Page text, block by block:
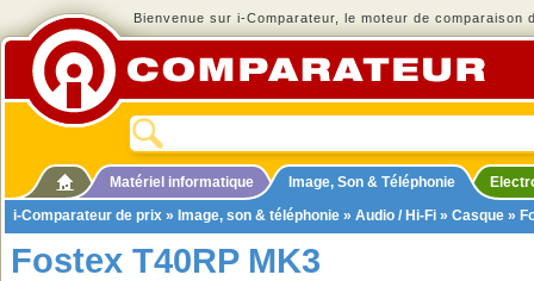
Bienvenue sur i-Comparateur, le moteur de comparaison
Matériel informatique Image, Son & Téléphonie
i-Comparateur de prix » Image, son & téléphonie » Audio / Hi-Fi » Casque »
Fostex T40RP MK3